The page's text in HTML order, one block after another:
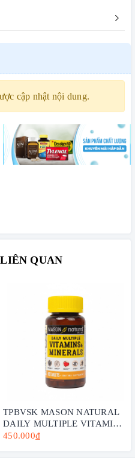
cập nhật nội dung.
QUAN
TPBVSK MASON NATURAL
DAILY MULTIPLE VITAMINS
WITH MINERAS HỘP 60
450.000₫